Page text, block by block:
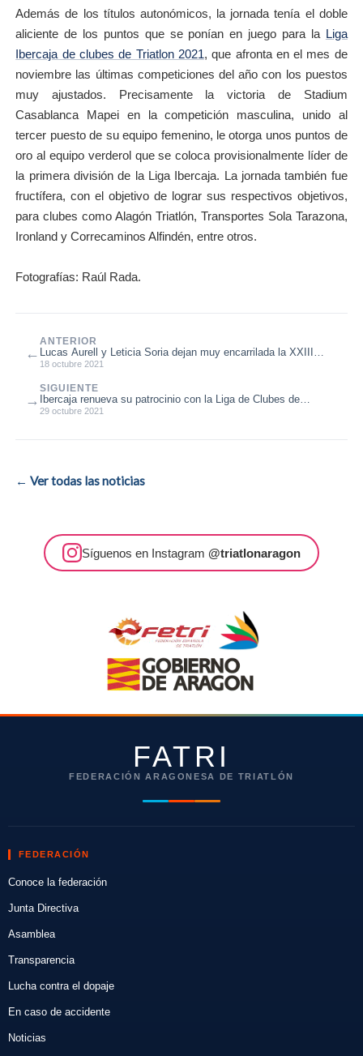
Además de los títulos autonómicos, la jornada tenía el doble
aliciente de los puntos que se ponían en juego para la Liga
Ibercaja de clubes de Triatlon 2021, que afronta en el mes de
noviembre las últimas competiciones del año con los puestos
muy ajustados. Precisamente la victoria de Stadium
Casablanca Mapei en la competición masculina, unido al
tercer puesto de su equipo femenino, le otorga unos puntos de
oro al equipo verderol que se coloca provisionalmente líder de
la primera división de la Liga Ibercaja. La jornada también fue
fructífera, con el objetivo de lograr sus respectivos objetivos,
para clubes como Alagón Triatlón, Transportes Sola Tarazona,
Ironland y Correcaminos Alfindén, entre otros.
Fotografías: Raúl Rada.
←
ANTERIOR
Lucas Aurell y Leticia Soria dejan muy encarrilada la XXIII
Copa aragonesa de du...
18 octubre 2021
SIGUIENTE
Ibercaja renueva su patrocinio con la Liga de Clubes de
Triatlón 2022
29 octubre 2021
→
← Ver todas las noticias
Síguenos en Instagram @triatlonaragon
FATRI
FEDERACIÓN ARAGONESA DE TRIATLÓN
FEDERACIÓN
Conoce la federación
Junta Directiva
Asamblea
Transparencia
Lucha contra el dopaje
En caso de accidente
Noticias